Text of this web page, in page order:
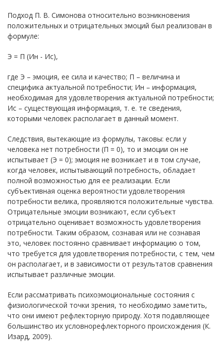
Подход П. В. Симонова относительно возникновения
положительных и отрицательных эмоций был реализован в
формуле:
Э = П (Ин - Ис),
где Э – эмоция, ее сила и качество; П – величина и
специфика актуальной потребности; Ин – информация,
необходимая для удовлетворения актуальной потребности;
Ис – существующая информация, т. е. те сведения,
которыми человек располагает в данный момент.
Следствия, вытекающие из формулы, таковы: если у
человека нет потребности (П = 0), то и эмоции он не
испытывает (Э = 0); эмоция не возникает и в том случае,
когда человек, испытывающий потребность, обладает
полной возможностью для ее реализации. Если
субъективная оценка вероятности удовлетворения
потребности велика, проявляются положительные чувства.
Отрицательные эмоции возникают, если субъект
отрицательно оценивает возможность удовлетворения
потребности. Таким образом, сознавая или не сознавая
это, человек постоянно сравнивает информацию о том,
что требуется для удовлетворения потребности, с тем, чем
он располагает, и в зависимости от результатов сравнения
испытывает различные эмоции.
Если рассматривать психоэмоциональные состояния с
физиологической точки зрения, то необходимо заметить,
что они имеют рефлекторную природу. Хотя подавляющее
большинство их условнорефлекторного происхождения (К.
Изард, 2009).